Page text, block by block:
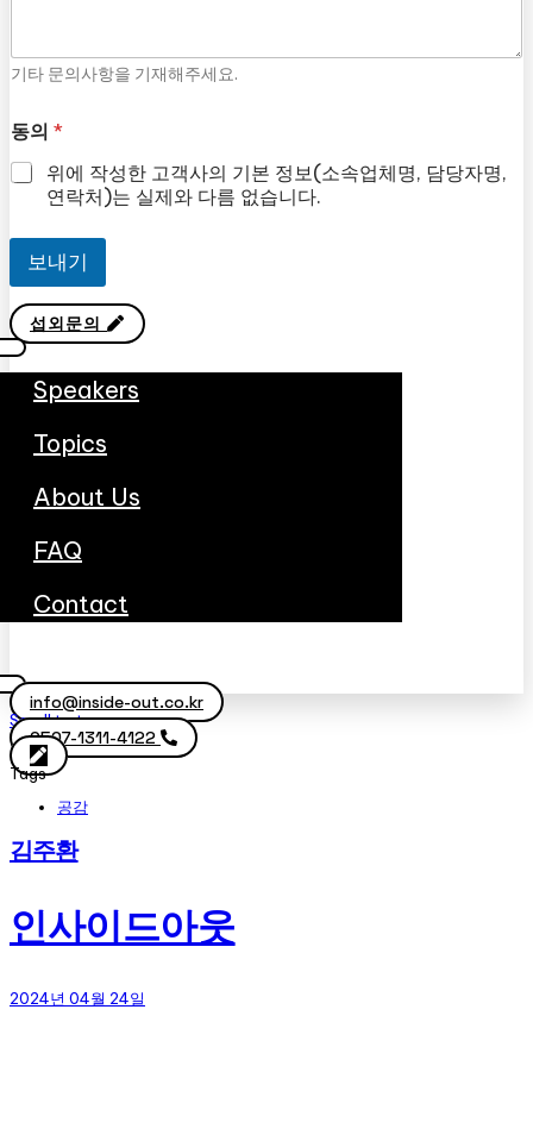
기타 문의사항을 기재해주세요.
동의 *
위에 작성한 고객사의 기본 정보(소속업체명, 담당자명,
연락처)는 실제와 다름 없습니다.
보내기
섭외문의
Speakers
Topics
About Us
FAQ
Contact
info@inside-out.co.kr
Scroll to top
0507-1311-4122
Tags
공감
김주환
인사이드아웃
2024년 04월 24일